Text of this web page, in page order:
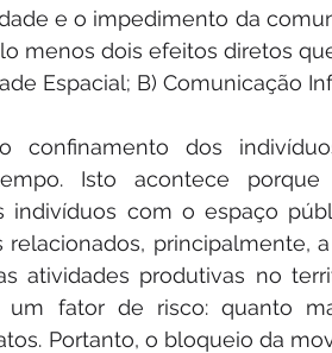
e o impedimento da
menos dois efeitos diretos
Espacial; B) Comunicação
confinamento dos
Isto acontece
indivíduos com o espaço
principalmente,
atividades produtivas no
fator de risco: quanto
Portanto, o bloqueio da